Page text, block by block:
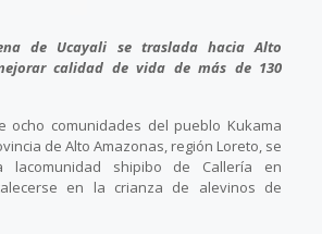
de Ucayali se traslada hacia Alto
calidad de vida de más de 130
ocho comunidades del pueblo Kukama
de Alto Amazonas, región Loreto, se
lacomunidad shipibo de Callería en
en la crianza de alevinos de